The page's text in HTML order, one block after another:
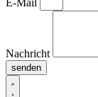
E-Mail
Nachricht
senden